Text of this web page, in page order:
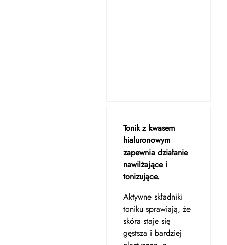
Tonik z kwasem
hialuronowym
zapewnia działanie
nawilżające i
tonizujące.
Aktywne składniki
toniku sprawiają, że
skóra staje się
gęstsza i bardziej